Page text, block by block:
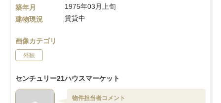
築年月
1975年03月上旬
建物現況
賃貸中
画像カテゴリ
外観
センチュリー21ハウスマーケット
物件担当者コメント